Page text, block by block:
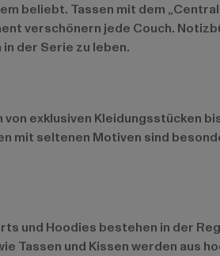
beliebt. Tassen mit dem
verschönern jede Couch.
der Serie zu leben.
exklusiven Kleidungsstücken
seltenen Motiven sind
und Hoodies bestehen in der
Tassen und Kissen werden aus